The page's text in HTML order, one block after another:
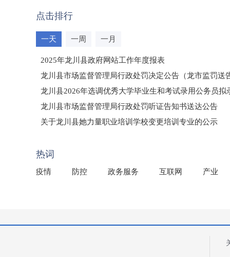
点击排行
一天 一周 一月
2025年龙川县政府网站工作年度报表
龙川县市场监督管理局行政处罚决定公告（龙市监罚送
龙川县2026年选调优秀大学毕业生和考试录用公务员拟
龙川县市场监督管理局行政处罚听证告知书送达公告
（龙市监罚送告〔2026〕71号）
关于龙川县她力量职业培训学校变更培训专业的公示
热词
疫情 防控 政务服务 互联网 产业